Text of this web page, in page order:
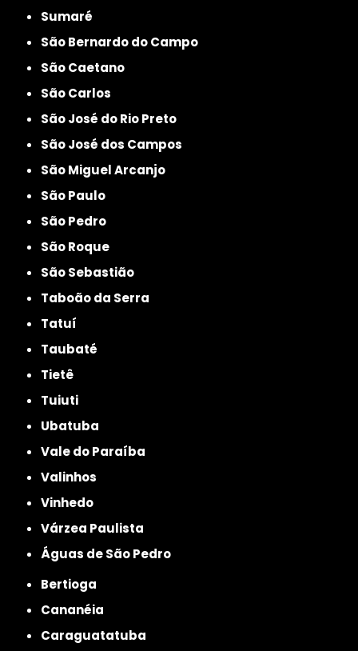
Sumaré
São Bernardo do Campo
São Caetano
São Carlos
São José do Rio Preto
São José dos Campos
São Miguel Arcanjo
São Paulo
São Pedro
São Roque
São Sebastião
Taboão da Serra
Tatuí
Taubaté
Tietê
Tuiuti
Ubatuba
Vale do Paraíba
Valinhos
Vinhedo
Várzea Paulista
Águas de São Pedro
Bertioga
Cananéia
Caraguatatuba